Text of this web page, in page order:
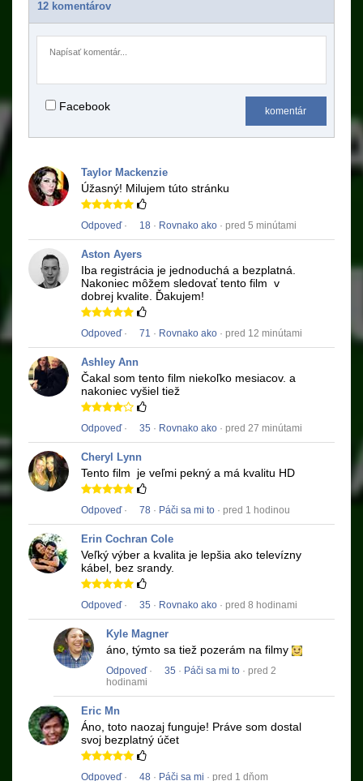
12 komentárov
Facebook komentár
Taylor Mackenzie
Úžasný! Milujem túto stránku
Odpoveď· 18 · Rovnako ako · pred 5 minútami
Aston Ayers
Iba registrácia je jednoduchá a bezplatná.
Nakoniec môžem sledovať tento film v
dobrej kvalite. Ďakujem!
Odpoveď· 71 · Rovnako ako · pred 12 minútami
Ashley Ann
Čakal som tento film niekoľko mesiacov. a
nakoniec vyšiel tiež
Odpoveď· 35 · Rovnako ako · pred 27 minútami
Cheryl Lynn
Tento film je veľmi pekný a má kvalitu HD
Odpoveď· 78 · Páči sa mi to · pred 1 hodinou
Erin Cochran Cole
Veľký výber a kvalita je lepšia ako televízny
kábel, bez srandy.
Odpoveď· 35 · Rovnako ako · pred 8 hodinami
Kyle Magner
áno, týmto sa tiež pozerám na filmy
Odpoveď· 35 · Páči sa mi to · pred 2
hodinami
Eric Mn
Áno, toto naozaj funguje! Práve som dostal
svoj bezplatný účet
Odpoveď· 48 · Páči sa mi · pred 1 dňom